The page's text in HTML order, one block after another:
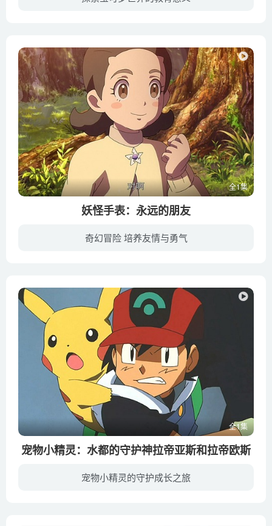
全1集
妖怪手表：永远的朋友
奇幻冒险 培养友情与勇气
全1集
宠物小精灵：水都的守护神拉帝亚斯和拉帝欧斯
宠物小精灵的守护成长之旅